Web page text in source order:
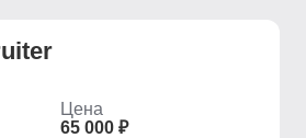
Цена
65 000 ₽